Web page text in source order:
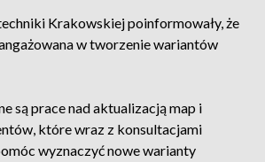
Krakowskiej poinformowały, że
w tworzenie wariantów
są prace nad aktualizacją map i
które wraz z konsultacjami
wyznaczyć nowe warianty